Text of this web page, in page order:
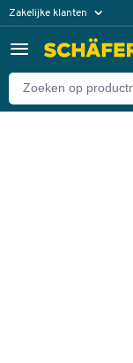
Zakelijke klanten
Particuliere klanten
Terug